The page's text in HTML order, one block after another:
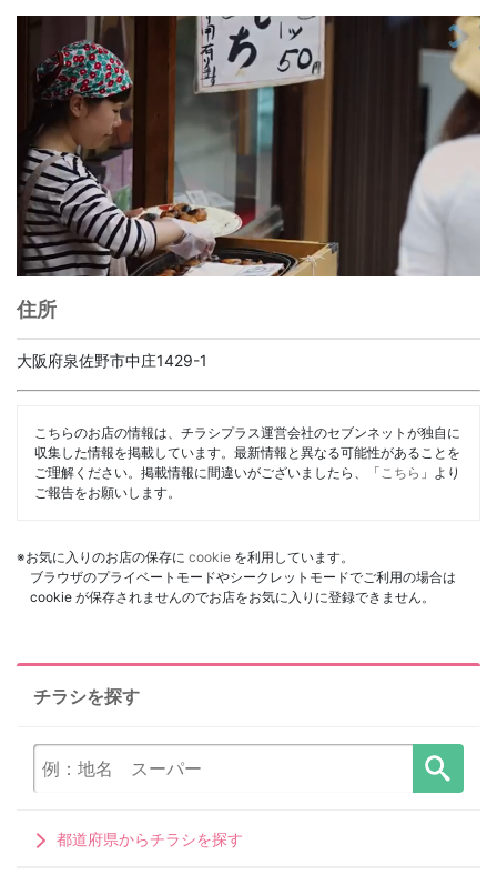
住所
大阪府泉佐野市中庄1429-1
こちらのお店の情報は、チラシプラス運営会社のセブンネットが独自に
収集した情報を掲載しています。最新情報と異なる可能性があることを
ご理解ください。掲載情報に間違いがございましたら、「 こちら 」より
ご報告をお願いします。
※お気に入りのお店の保存に cookie を利用しています。
ブラウザのプライベートモードやシークレットモードでご利用の場合は
cookie が保存されませんのでお店をお気に入りに登録できません。
チラシを探す
都道府県からチラシを探す